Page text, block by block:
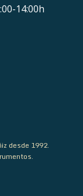
14:00h
desde 1992.